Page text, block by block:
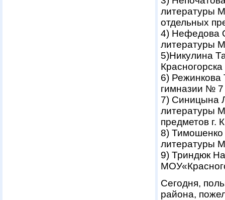
литературы
отдельных
4) Нефедова
литературы
5)Никулина
Красногорска
6) Режинкова
гимназии № 7
7) Синицына
литературы
предметов г.
8) Тимошенко
литературы
9) Триндюк
Сегодня,
района,